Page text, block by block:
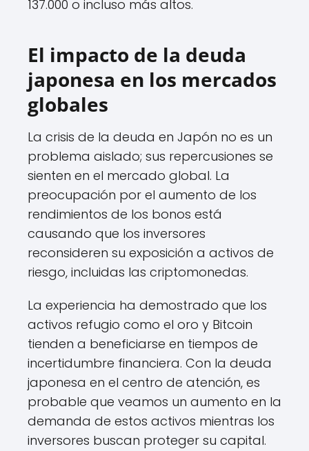
137.000 o incluso más altos.
El impacto de la deuda
japonesa en los mercados
globales
La crisis de la deuda en Japón no es un
problema aislado; sus repercusiones se
sienten en el mercado global. La
preocupación por el aumento de los
rendimientos de los bonos está
causando que los inversores
reconsideren su exposición a activos de
riesgo, incluidas las criptomonedas.
La experiencia ha demostrado que los
activos refugio como el oro y Bitcoin
tienden a beneficiarse en tiempos de
incertidumbre financiera. Con la deuda
japonesa en el centro de atención, es
probable que veamos un aumento en la
demanda de estos activos mientras los
inversores buscan proteger su capital.